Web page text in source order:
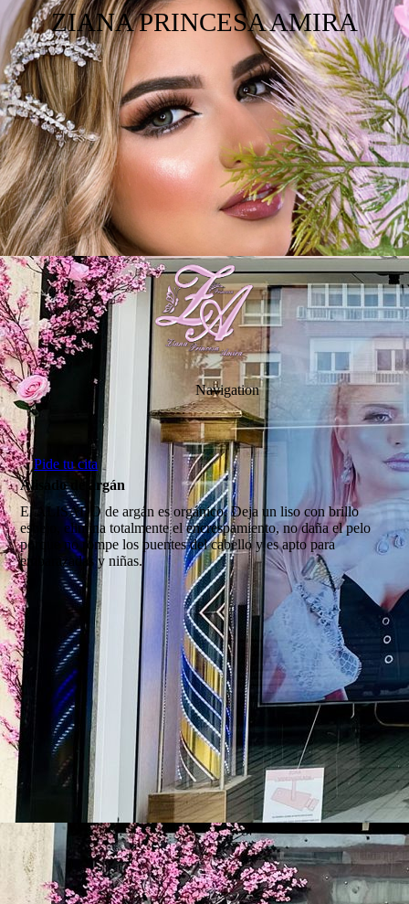
ZIANA PRINCESA AMIRA
Navigation
Pide tu cita
Alisado de argán
El ALISADO de argán es orgánico. Deja un liso con brillo
espejo, elimina totalmente el encrespamiento, no daña el pelo
porque no rompe los puentes del cabello y es apto para
embarazadas y niñas.